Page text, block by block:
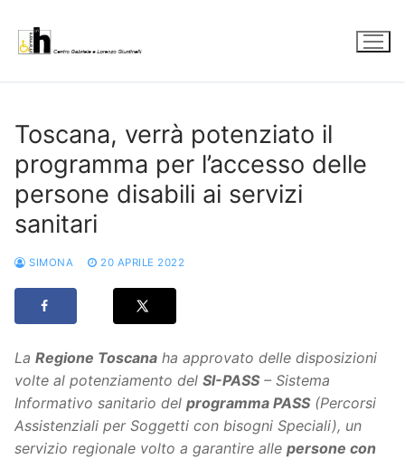
contenuto
Toscana, verrà potenziato il
programma per l’accesso delle
persone disabili ai servizi
sanitari
SIMONA 20 APRILE 2022
La Regione Toscana ha approvato delle disposizioni
volte al potenziamento del SI-PASS– Sistema
Informativo sanitario del programma PASS(Percorsi
Assistenziali per Soggetti con bisogni Speciali), un
servizio regionale volto a garantire alle persone con